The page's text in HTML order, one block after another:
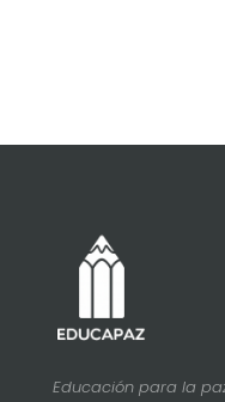
Educación para la